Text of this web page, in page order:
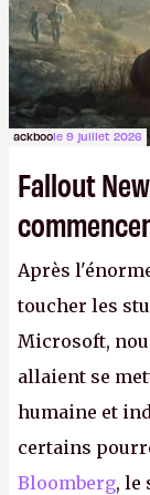
ackboole 9 juillet 2026
Fallout
Après
toucher les
Microsoft,
allaient se
humaine et
certains
Bloomberg, le